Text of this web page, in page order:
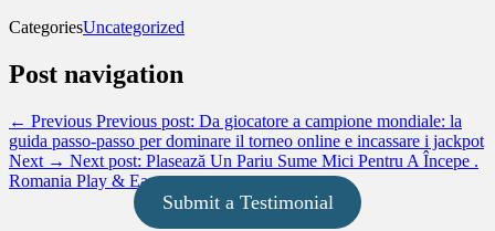
CategoriesUncategorized
Post navigation
← Previous Previous post: Da giocatore a campione mondiale: la
guida passo‑passo per dominare il torneo online e incassare i jackpot
Next → Next post: Plasează Un Pariu Sume Mici Pentru A Începe .
Romania Play & Earn
Submit a Testimonial